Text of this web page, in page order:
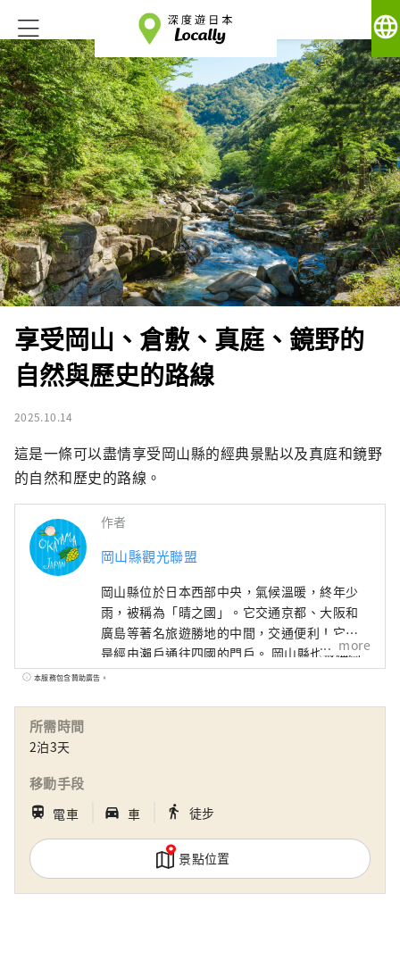
language
享受岡山、倉敷、真庭、鏡野的
自然與歷史的路線
2025.10.14
這是一條可以盡情享受岡山縣的經典景點以及真庭和鏡野
的自然和歷史的路線。
作者
岡山縣觀光聯盟
岡山縣位於日本西部中央，氣候溫暖​​，終年少
雨，被稱為「晴之國」。它交通京都、大阪和
廣島等著名旅遊勝地的中間，交通便利！它也
是經由瀨戶通往四國的門戶。 岡山縣也被稱為
“水果岡山”，在瀨戶內溫暖的氣候下，陽光
more
本服務包含贊助廣告。
所需時間
2泊3天
移動手段
train 電車 directions_car_filled 車 directions_walk 徒步
景點位置